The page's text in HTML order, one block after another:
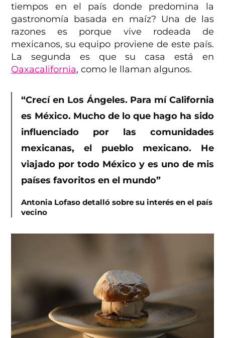
tiempos en el país donde predomina la
gastronomía basada en maíz? Una de las
razones es porque vive rodeada de
mexicanos, su equipo proviene de este país.
La segunda es que su casa está en
Oaxacalifornia, como le llaman algunos.
“Crecí en Los Ángeles. Para mí California
es México. Mucho de lo que hago ha sido
influenciado por las comunidades
mexicanas, el pueblo mexicano. He
viajado por todo México y es uno de mis
países favoritos en el mundo”
Antonia Lofaso detalló sobre su interés en el país
vecino